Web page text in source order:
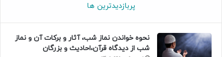
پربازدیدترین ها
نحوه خواندن نماز شب، آثار و برکات آن و نماز
شب از دیدگاه قرآن،احادیث و بزرگان